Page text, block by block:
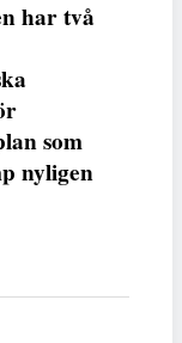
har två
som
nyligen